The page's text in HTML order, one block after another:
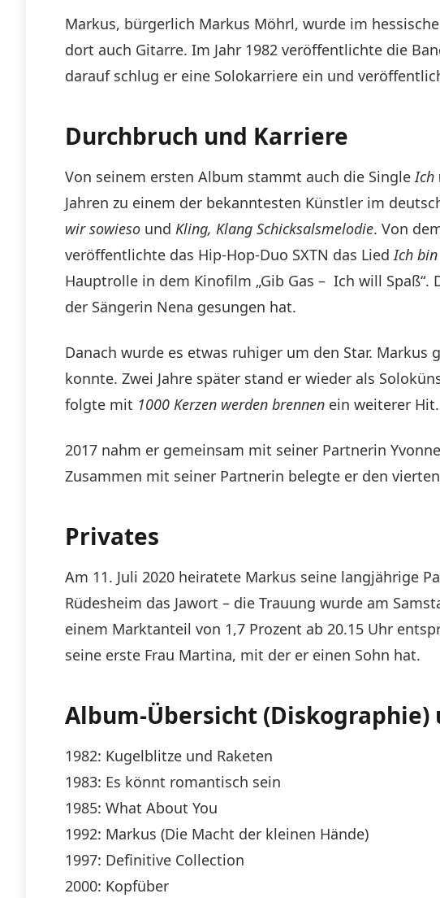
Markus, bürgerlich Markus Möhrl, wurde im
dort auch Gitarre. Im Jahr 1982 veröffentlichte die
darauf schlug er eine Solokarriere ein und
Durchbruch und Karriere
Von seinem ersten Album stammt auch die SingleIch
Jahren zu einem der bekanntesten Künstler im
wir sowieso und Kling, Klang Schicksalsmelodie. Von
veröffentlichte das Hip-Hop-Duo SXTN das LiedIch
Hauptrolle in dem Kinofilm „Gib Gas – Ich will
der Sängerin Nena gesungen hat.
Danach wurde es etwas ruhiger um den Star.
konnte. Zwei Jahre später stand er wieder als
folgte mit 1000 Kerzen werden brennen ein weiterer
2017 nahm er gemeinsam mit seiner Partnerin
Zusammen mit seiner Partnerin belegte er den
Privates
Am 11. Juli 2020 heiratete Markus seine langjährige
Rüdesheim das Jawort – die Trauung wurde am
einem Marktanteil von 1,7 Prozent ab 20.15 Uhr
seine erste Frau Martina, mit der er einen Sohn hat.
Album-Übersicht
1982: Kugelblitze und Raketen
1983: Es könnt romantisch sein
1985: What About You
1992: Markus (Die Macht der kleinen Hände)
1997: Definitive Collection
2000: Kopfüber